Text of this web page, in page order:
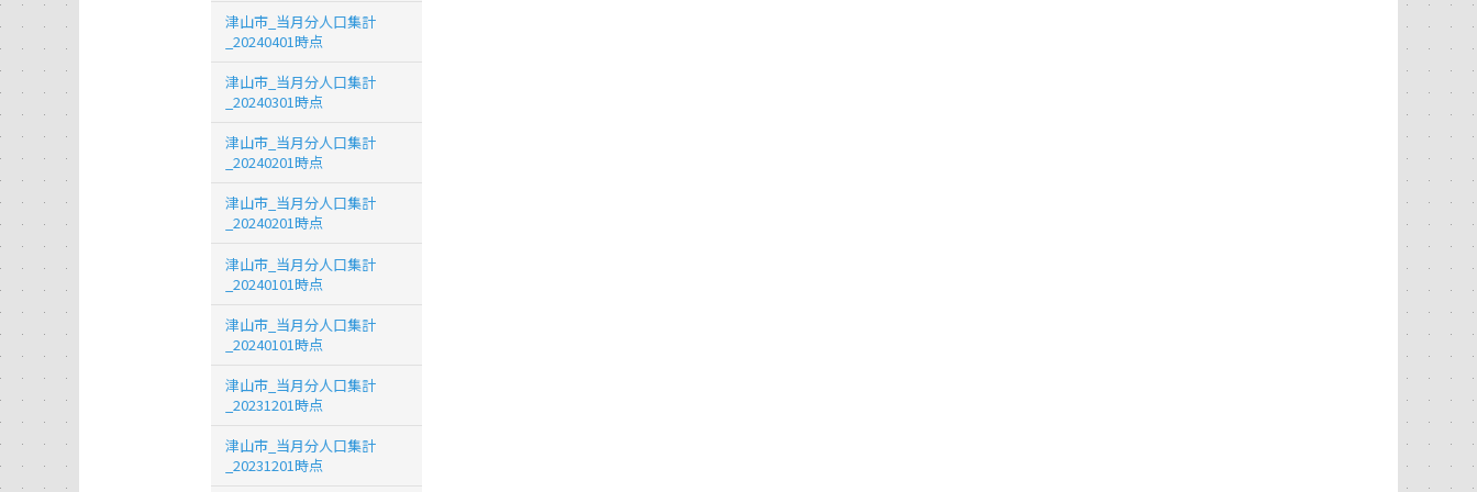
津山市_当月分人口集計
_20240401時点
津山市_当月分人口集計
_20240301時点
津山市_当月分人口集計
_20240201時点
津山市_当月分人口集計
_20240201時点
津山市_当月分人口集計
_20240101時点
津山市_当月分人口集計
_20240101時点
津山市_当月分人口集計
_20231201時点
津山市_当月分人口集計
_20231201時点